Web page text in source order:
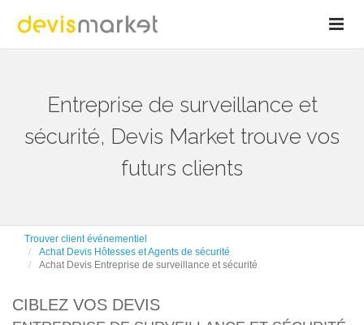
Entreprise de surveillance et
sécurité, Devis Market trouve vos
futurs clients
Trouver client événementiel
Achat Devis Hôtesses et Agents de sécurité
Achat Devis Entreprise de surveillance et sécurité
CIBLEZ VOS DEVIS